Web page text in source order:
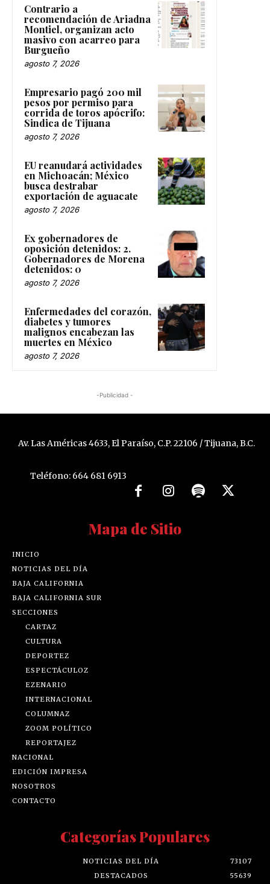
Contrario a
recomendación de Ariadna
Montiel, organizan acto
masivo con acarreo para
Burgueño
agosto 7, 2026
Empresario pagó 200 mil
pesos por permiso para
corrida de toros apócrifo:
Sindica de Tijuana
agosto 7, 2026
EU reanudará actividades
en Michoacán; México
busca destrabar
exportación de aguacate
agosto 7, 2026
Ex gobernadores de
oposición detenidos: 2.
Gobernadores de Morena
detenidos: 0
agosto 7, 2026
Enfermedades del corazón,
diabetes y tumores
malignos encabezan las
muertes en México
agosto 7, 2026
-Publicidad -
Av. Las Américas 4633, El Paraíso, C.P. 22106 / Tijuana, B.C.
Teléfono: 664 681 6913
Mapa de Sitio
INICIO
NOTICIAS DEL DÍA
BAJA CALIFORNIA
BAJA CALIFORNIA SUR
SECCIONES
CARTAZ
CULTURA
DEPORTEZ
ESPECTÁCULOZ
EZENARIO
INTERNACIONAL
COLUMNAZ
ZOOM POLÍTICO
REPORTAJEZ
NACIONAL
EDICIÓN IMPRESA
NOSOTROS
CONTACTO
Categorías Populares
NOTICIAS DEL DÍA
73107
DESTACADOS
55639